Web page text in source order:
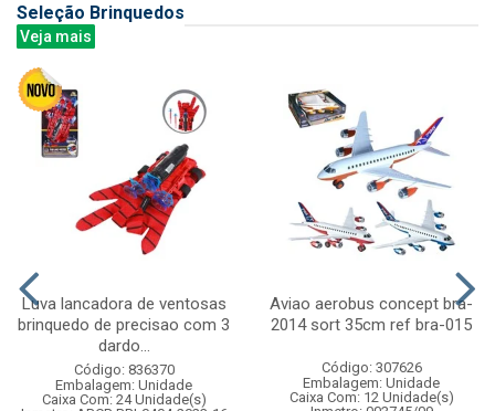
Seleção Brinquedos
Veja mais
Luva lancadora de ventosas
brinquedo de precisao com 3
dardo...
Código: 836370
Embalagem: Unidade
Caixa Com: 24 Unidade(s)
Aviao aerobus concept bra-
2014 sort 35cm ref bra-015
Código: 307626
Embalagem: Unidade
Caixa Com: 12 Unidade(s)